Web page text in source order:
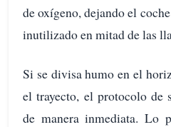
de oxígeno, dejando el
inutilizado en mitad de las
Si se divisa humo en el
el trayecto, el protocolo de
de manera inmediata. Lo